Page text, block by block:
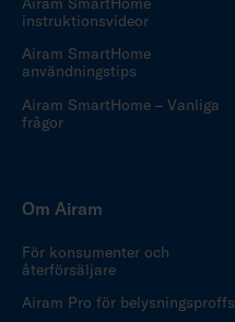
instruktionsvideor
Airam SmartHome
användningstips
Airam SmartHome – Vanliga
frågor
Om Airam
För konsumenter och
återförsäljare
Airam Pro för belysningsproffs